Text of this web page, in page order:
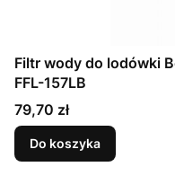
Filtr wody do lodówki
FFL-157LB
Cena
79,70 zł
Do koszyka